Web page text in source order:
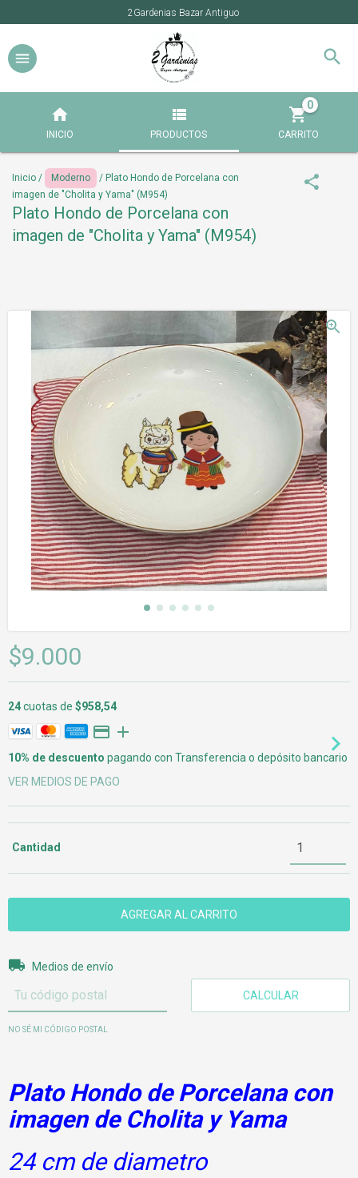
2Gardenias Bazar Antiguo
INICIO PRODUCTOS CARRITO
0
Inicio / Moderno / Plato Hondo de Porcelana con
imagen de "Cholita y Yama" (M954)
Plato Hondo de Porcelana con
imagen de "Cholita y Yama" (M954)
$9.000
24cuotas de $958,54
10% de descuento pagando con Transferencia o depósito bancario
VER MEDIOS DE PAGO
Cantidad
Entregas para el CP:
Medios de envío
CALCULAR
NO SÉ MI CÓDIGO POSTAL
Plato Hondo de Porcelana con
imagen de Cholita y Yama
24 cm de diametro